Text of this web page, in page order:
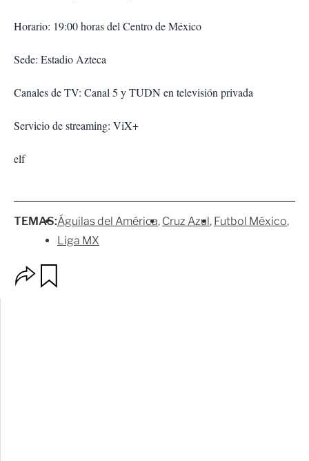
Horario: 19:00 horas del Centro de México
Sede: Estadio Azteca
Canales de TV: Canal 5 y TUDN en televisión privada
Servicio de streaming: ViX+
elf
TEMAS:Águilas del América Cruz Azul
Futbol México
Liga MX